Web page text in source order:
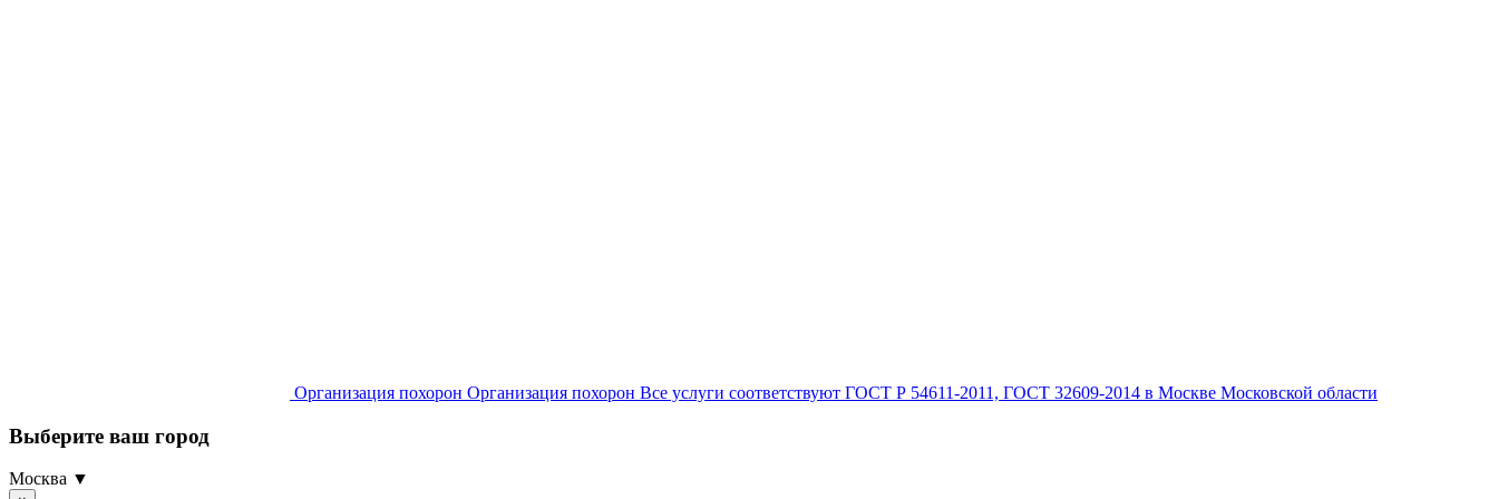
Организация похорон Организация похорон Все услуги соответствуют ГОСТ Р 54611-2011, ГОСТ 32609-2014 в Москве Московской области
Выберите ваш город
Москва ▼